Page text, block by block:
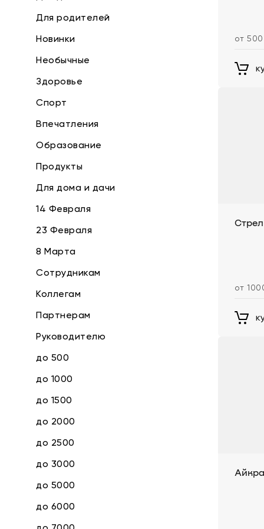
Для родителей
Новинки
Необычные
Здоровье
Спорт
Впечатления
Образование
Продукты
Для дома и дачи
14 Февраля
23 Февраля
8 Марта
Сотрудникам
Коллегам
Партнерам
Руководителю
до 500
до 1000
до 1500
до 2000
до 2500
до 3000
до 5000
до 6000
от
от